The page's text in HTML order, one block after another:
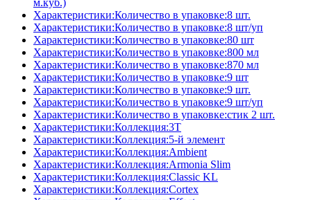
м.куб.)
Характеристики:Количество в упаковке:8 шт.
Характеристики:Количество в упаковке:8 шт/уп
Характеристики:Количество в упаковке:80 шт
Характеристики:Количество в упаковке:800 мл
Характеристики:Количество в упаковке:870 мл
Характеристики:Количество в упаковке:9 шт
Характеристики:Количество в упаковке:9 шт.
Характеристики:Количество в упаковке:9 шт/уп
Характеристики:Количество в упаковке:стик 2 шт.
Характеристики:Коллекция:3T
Характеристики:Коллекция:5-й элемент
Характеристики:Коллекция:Ambient
Характеристики:Коллекция:Armonia Slim
Характеристики:Коллекция:Classic KL
Характеристики:Коллекция:Cortex